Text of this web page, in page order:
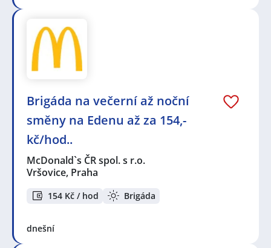
Brigáda na večerní až noční
směny na Edenu až za 154,-
kč/hod..
McDonald`s ČR spol. s r.o.
Vršovice, Praha
154 Kč / hod Brigáda
dnešní